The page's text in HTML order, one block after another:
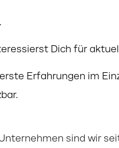
Dich für
Erfahrungen im
sind wir